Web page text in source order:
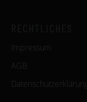
Impressum
AGB